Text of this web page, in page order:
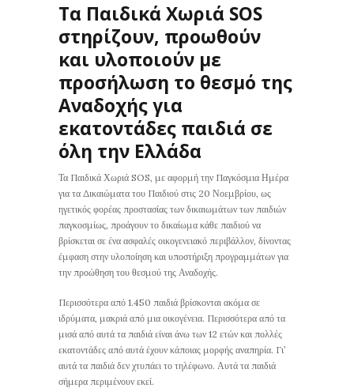
Τα Παιδικά Χωριά SOS
στηρίζουν, προωθούν
και υλοποιούν με
προσήλωση το θεσμό της
Αναδοχής για
εκατοντάδες παιδιά σε
όλη την Ελλάδα
Τα Παιδικά Χωριά SOS, με αφορμή την Παγκόσμια Ημέρα
για τα Δικαιώματα του Παιδιού στις 20 Νοεμβρίου, ως
ηγετικός φορέας προστασίας των δικαιωμάτων των παιδιών
παγκοσμίως, προάγουν το δικαίωμα κάθε παιδιού να
βρίσκεται σε ένα ασφαλές οικογενειακό περιβάλλον, δίνοντας
έμφαση στην υλοποίηση και υποστήριξη προγραμμάτων για
την προώθηση του θεσμού της Αναδοχής.
Περισσότερα από 1.450 παιδιά βρίσκονται ακόμα σε
ιδρύματα, μακριά από μια οικογένεια. Περισσότερα από τα
μισά από αυτά τα παιδιά είναι άνω των 12 ετών και πολλές
εκατοντάδες από αυτά έχουν κάποιας μορφής αναπηρία. Γι’
αυτά τα παιδιά δεν χτυπάει το τηλέφωνο. Αυτά τα παιδιά
σήμερα περιμένουν εκεί.